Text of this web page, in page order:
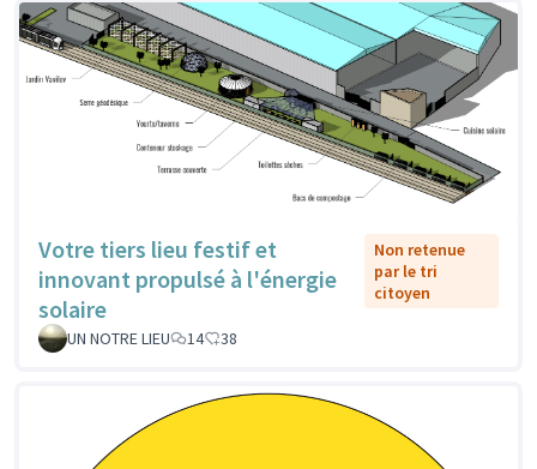
Votre tiers lieu festif et
innovant propulsé à l'énergie
solaire
Non retenue
par le tri
citoyen
UN NOTRE LIEU 14 38